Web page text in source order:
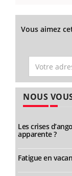
Vous aimez
NOUS
Les crises
apparente ?
Fatigue en